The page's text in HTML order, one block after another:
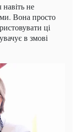
не
Вона просто
ці
в змові